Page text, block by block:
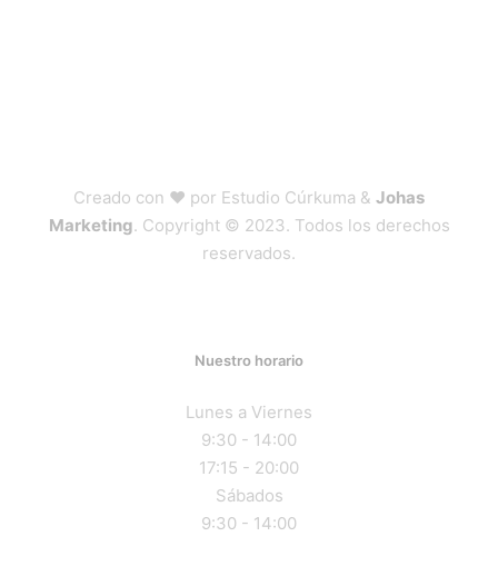
Creado con ❤ por Estudio Cúrkuma & Johas
Marketing. Copyright © 2023. Todos los derechos
reservados.
Nuestro horario
Lunes a Viernes
9:30 - 14:00
17:15 - 20:00
Sábados
9:30 - 14:00